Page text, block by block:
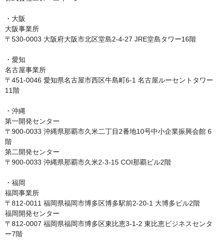
・大阪
大阪事業所
〒530-0003 大阪府大阪市北区堂島2-4-27 JRE堂島タワー16階
・愛知
名古屋事業所
〒451-0046 愛知県名古屋市西区牛島町6-1 名古屋ルーセントタワー
11階
・沖縄
第一開発センター
〒900-0033 沖縄県那覇市久米二丁目2番地10号中小企業振興会館 6
階
第二開発センター
〒900-0033 沖縄県那覇市久米2-3-15 COI那覇ビル2階
・福岡
福岡事業所
〒812-0011 福岡県福岡市博多区博多駅前2-20-1 大博多ビル2階
福岡開発センター
〒812-0007 福岡県福岡市博多区東比恵3-1-2 東比恵ビジネスセンタ
ー7階